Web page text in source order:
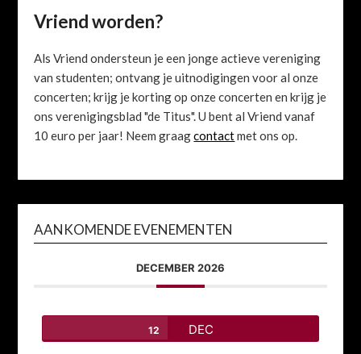
Vriend worden?
Als Vriend ondersteun je een jonge actieve vereniging
van studenten; ontvang je uitnodigingen voor al onze
concerten; krijg je korting op onze concerten en krijg je
ons verenigingsblad "de Titus". U bent al Vriend vanaf
10 euro per jaar! Neem graagcontactmet ons op.
AANKOMENDE EVENEMENTEN
DECEMBER 2026
12 DEC